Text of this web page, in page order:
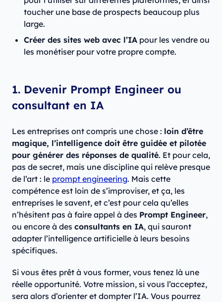
toucher une base de prospects beaucoup plus
large.
Créer des sites web avec l’IA pour les vendre ou
les monétiser pour votre propre compte.
1. Devenir Prompt Engineer ou
consultant en IA
Les entreprises ont compris une chose : loin d’être
magique, l’intelligence doit être guidée et pilotée
pour générer des réponses de qualité. Et pour cela,
pas de secret, mais une discipline qui relève presque
de l’art : le prompt engineering. Mais cette
compétence est loin de s’improviser, et ça, les
entreprises le savent, et c’est pour cela qu’elles
n’hésitent pas à faire appel à des Prompt Engineer,
ou encore à des consultants en IA, qui sauront
adapter l’intelligence artificielle à leurs besoins
spécifiques.
Si vous êtes prêt à vous former, vous tenez là une
réelle opportunité. Votre mission, si vous l’acceptez,
sera alors d’orienter et dompter l’IA. Vous pourrez